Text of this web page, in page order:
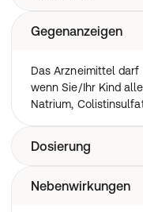
Das Arzneimittel
Es wird bei
ab 6 Jahren mit
persistierenden
durch das Bakterium
sehr häufiges
Menschen
andere viel später.
Gegenanzeigen
Das Arzneimittel
wenn Sie/Ihr Kind
Natrium,
Dosierung
Wenden Sie dieses
Nebenwirkungen